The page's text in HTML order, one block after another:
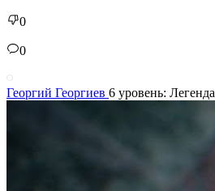
0
0
Георгий Георгиев 6 уровень: Легенда